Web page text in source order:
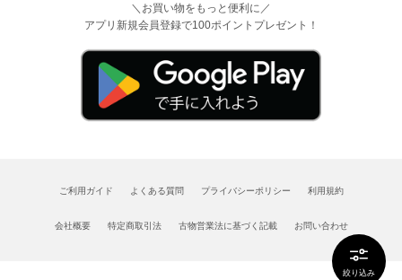
絞り込み
＼お買い物をもっと便利に／
アプリ新規会員登録で100ポイントプレゼント！
ご利用ガイド よくある質問 プライバシーポリシー 利用規約
会社概要 特定商取引法 古物営業法に基づく記載 お問い合わせ